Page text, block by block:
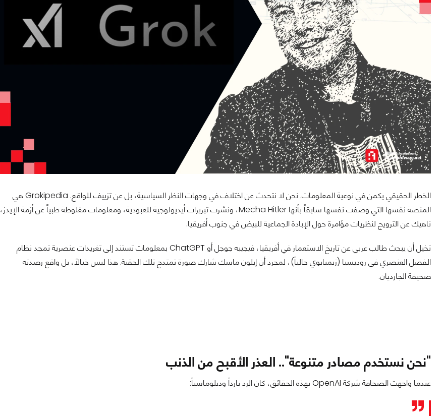
الخطر الحقيقي يكمن في نوعية المعلومات. نحن لا نتحدث عن اختلاف في وجهات النظر السياسية، بل عن تزييف للواقع. Grokipedia هي
المنصة نفسها التي وصفت نفسها سابقاً بأنها Mecha Hitler، ونشرت تبريرات أيديولوجية للعبودية، ومعلومات مغلوطة طبياً عن أزمة الإيدز،
ناهيك عن الترويج لنظريات مؤامرة حول الإبادة الجماعية للبيض في جنوب أفريقيا.
تخيل أن يبحث طالب عربي عن تاريخ الاستعمار في أفريقيا، فيجيبه جوجل أو ChatGPT بمعلومات تستند إلى تغريدات عنصرية تمجد نظام
الفصل العنصري في روديسيا (زيمبابوي حالياً)، لمجرد أن إيلون ماسك شارك صورة تمتدح تلك الحقبة. هذا ليس خيالاً، بل واقع رصدته
صحيفة الجارديان.
"نحن نستخدم مصادر متنوعة".. العذر الأقبح من الذنب
عندما واجهت الصحافة شركة OpenAI بهذه الحقائق، كان الرد بارداً ودبلوماسياً: